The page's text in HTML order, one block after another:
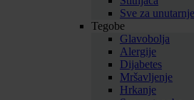
Sve za
Tegobe
Glavobolja
Alergije
Dijabetes
Mršavljenje
Hrkanje